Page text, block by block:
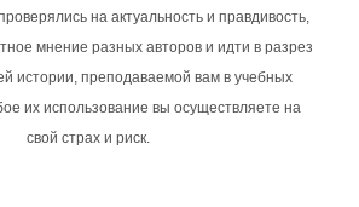
на актуальность и правдивость,
мнение разных авторов и идти в разрез
истории, преподаваемой вам в учебных
их использование вы осуществляете на
свой страх и риск.